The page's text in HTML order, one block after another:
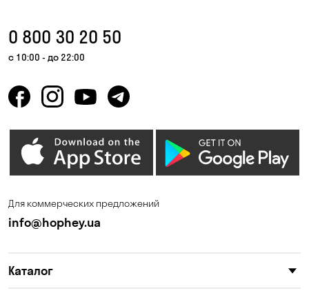
Горишние Плавни
Елизаветовка Зазимье
Калиновка
0 800 30 20 50
с 10:00 - до 22:00
Для коммерческих предложений
info@hophey.ua
Каталог